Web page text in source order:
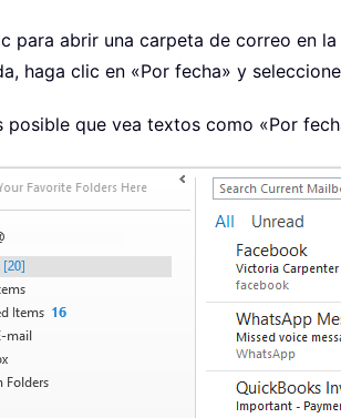
para abrir una carpeta de correo en
haga clic en «Por fecha» y
posible que vea textos como «Por